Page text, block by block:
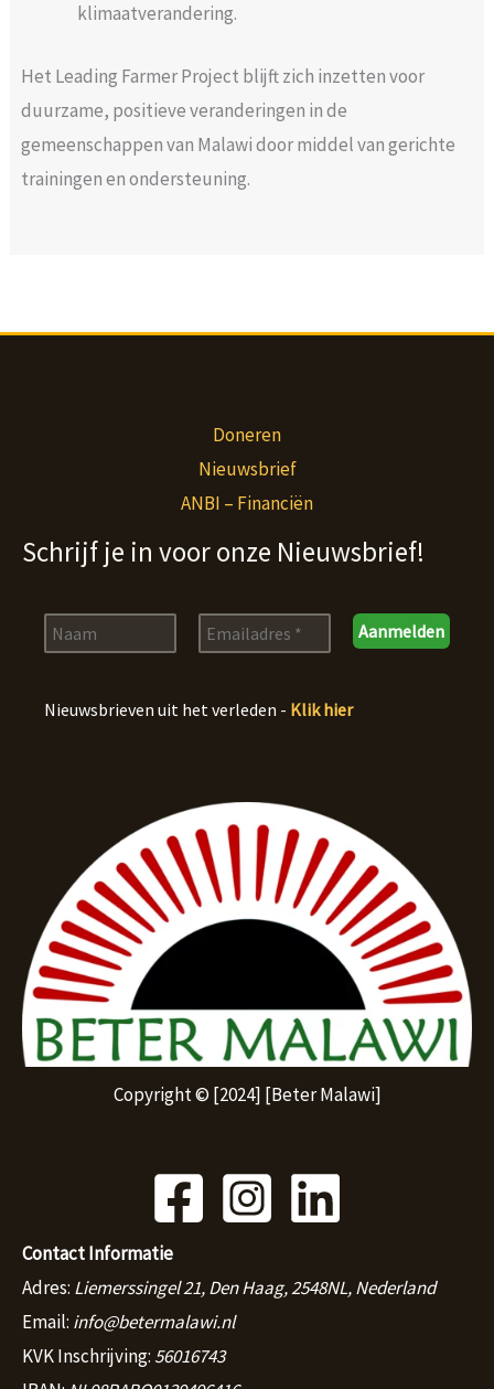
klimaatverandering.
Het Leading Farmer Project blijft zich inzetten voor
duurzame, positieve veranderingen in de
gemeenschappen van Malawi door middel van gerichte
trainingen en ondersteuning.
Doneren
Nieuwsbrief
ANBI – Financiën
Schrijf je in voor onze Nieuwsbrief!
Nieuwsbrieven uit het verleden - Klik hier
Copyright © [2024] [Beter Malawi]
Contact Informatie
Adres: Liemerssingel 21, Den Haag, 2548NL, Nederland
Email: info@betermalawi.nl
KVK Inschrijving: 56016743